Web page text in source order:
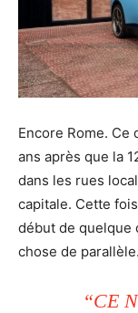
Encore Rome.
ans après que la
dans les rues
capitale. Cette
début de quelque
chose de parallèle.
“CE